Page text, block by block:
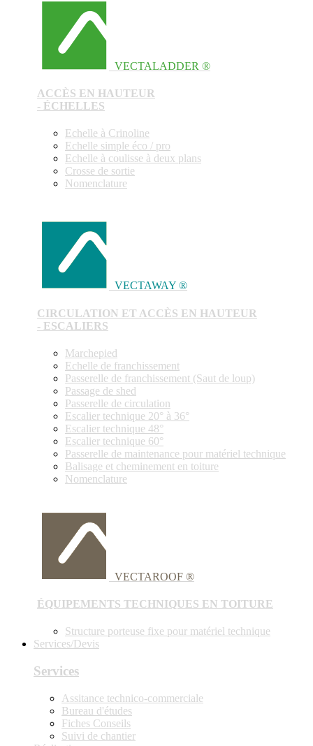
VECTALADDER ®
ACCÈS EN HAUTEUR
- ÉCHELLES
Echelle à Crinoline
Echelle simple éco / pro
Echelle à coulisse à deux plans
Crosse de sortie
Nomenclature
VECTAWAY ®
CIRCULATION ET ACCÈS EN HAUTEUR
- ESCALIERS
Marchepied
Echelle de franchissement
Passerelle de franchissement (Saut de loup)
Passage de shed
Passerelle de circulation
Escalier technique 20° à 36°
Escalier technique 48°
Escalier technique 60°
Passerelle de maintenance pour matériel technique
Balisage et cheminement en toiture
Nomenclature
VECTAROOF ®
ÉQUIPEMENTS TECHNIQUES EN TOITURE
Structure porteuse fixe pour matériel technique
Services/Devis
Services
Assitance technico-commerciale
Bureau d'études
Fiches Conseils
Suivi de chantier